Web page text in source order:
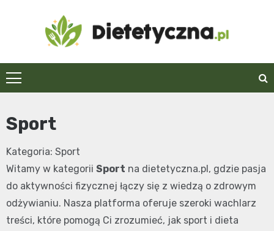
Dietetyczna.pl
Sport
Kategoria: Sport
Witamy w kategorii Sport na dietetyczna.pl, gdzie pasja
do aktywności fizycznej łączy się z wiedzą o zdrowym
odżywianiu. Nasza platforma oferuje szeroki wachlarz
treści, które pomogą Ci zrozumieć, jak sport i dieta